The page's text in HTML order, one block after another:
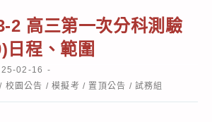
2 高三第一次分科測驗
日程、範圍
02-16
/ 校園公告 / 模擬考 / 置頂公告 / 試務組